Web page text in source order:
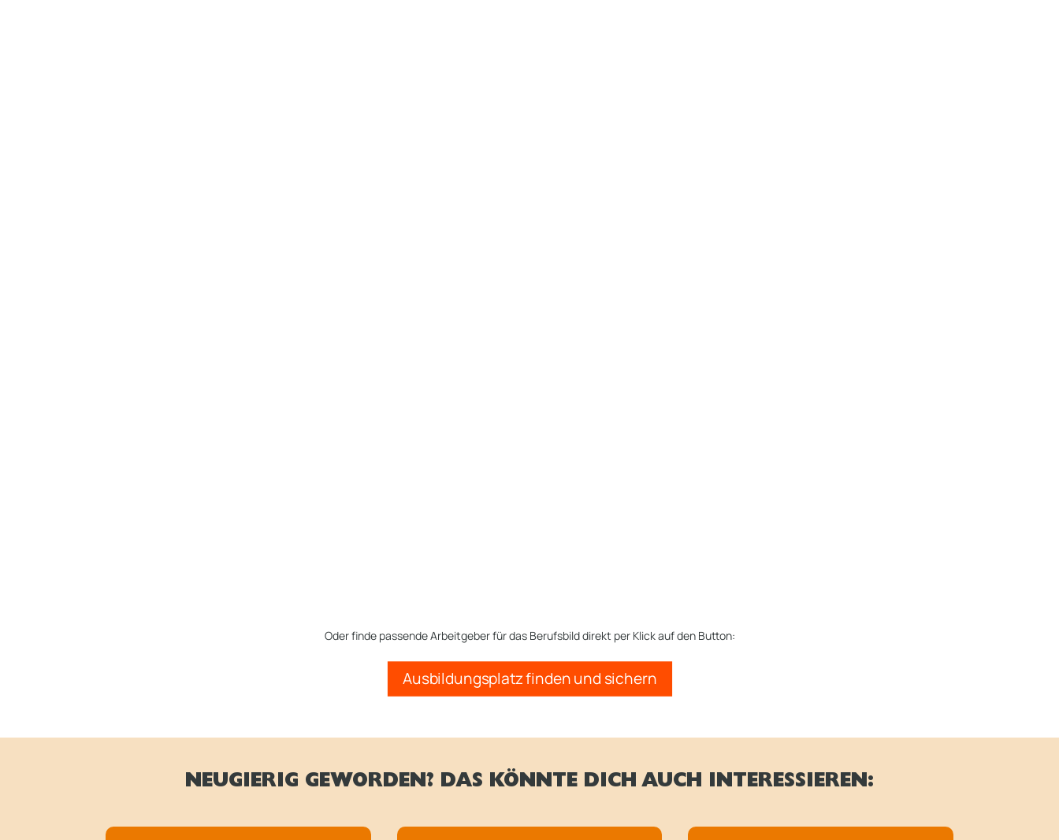
Oder finde passende Arbeitgeber für das Berufsbild direkt per Klick auf den Button:
Ausbildungsplatz finden und sichern
NEUGIERIG GEWORDEN? DAS KÖNNTE DICH AUCH INTERESSIEREN: